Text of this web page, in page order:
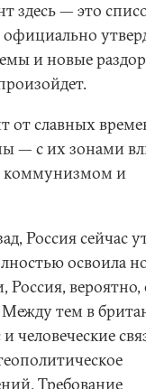
здесь — это
и новые
от славных
— с их зонами
коммунизмом и
Россия сейчас
освоила
Россия,
Между тем в
человеческие
Требование